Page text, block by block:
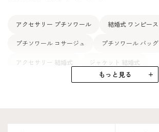
アクセサリー プチソワール 結婚式 ワンピース
プチソワール コサージュ プチソワール バッグ
アクセサリー 結婚式 ジャケット 結婚式
プチソワール ネックレス コサージュ 結婚式
もっと見る